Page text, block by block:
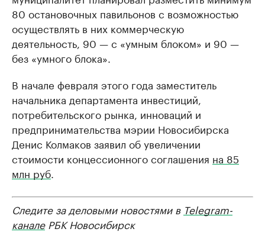
80 остановочных павильонов с возможностью
осуществлять в них коммерческую
деятельность, 90 — с «умным блоком» и 90 —
без «умного блока».
В начале февраля этого года заместитель
начальника департамента инвестиций,
потребительского рынка, инноваций и
предпринимательства мэрии Новосибирска
Денис Колмаков заявил об увеличении
стоимости концессионного соглашения на 85
млн руб
Следите за деловыми новостями в Telegram-
каналеРБК Новосибирск